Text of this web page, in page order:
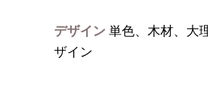
デザイン 単色、木材、大
ザイン